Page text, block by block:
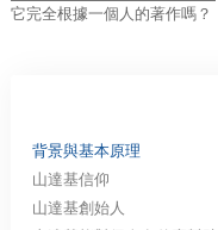
它完全根據一個人的著作嗎？
背景與基本原理
山達基信仰
山達基創始人